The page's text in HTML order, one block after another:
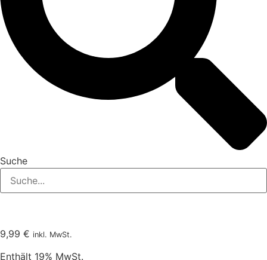
Suche
9,99 € inkl. MwSt.
Enthält 19% MwSt.